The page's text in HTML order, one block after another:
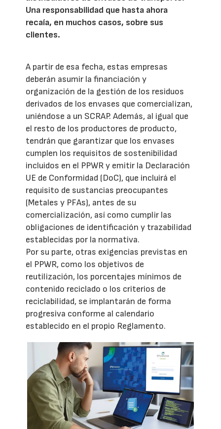
Una responsabilidad que hasta ahora
recaía, en muchos casos, sobre sus
clientes.
A partir de esa fecha, estas empresas
deberán asumir la financiación y
organización de la gestión de los residuos
derivados de los envases que comercializan,
uniéndose a un SCRAP. Además, al igual que
el resto de los productores de producto,
tendrán que garantizar que los envases
cumplen los requisitos de sostenibilidad
incluidos en el PPWR y emitir la Declaración
UE de Conformidad (DoC), que incluirá el
requisito de sustancias preocupantes
(Metales y PFAs), antes de su
comercialización, así como cumplir las
obligaciones de identificación y trazabilidad
establecidas por la normativa.
Por su parte, otras exigencias previstas en
el PPWR, como los objetivos de
reutilización, los porcentajes mínimos de
contenido reciclado o los criterios de
reciclabilidad, se implantarán de forma
progresiva conforme al calendario
establecido en el propio Reglamento.